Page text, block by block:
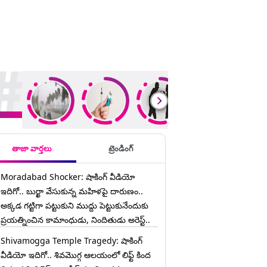
తాజా వార్తలు ట్రెండింగ్
Moradabad Shocker: షాకింగ్ వీడియో
ఇదిగో.. బుర్ఖా వేసుకున్న మహిళపై దారుణం..
అక్కడ గట్టిగా పట్టుకుని ముద్దు పెట్టుకునేందుకు
ప్రయత్నించిన కామాంధుడు, నిందితుడు అరెస్ట్..
Shivamogga Temple Tragedy: షాకింగ్
వీడియో ఇదిగో.. శివమొగ్గ ఆలయంలో లిఫ్ట్ కింద